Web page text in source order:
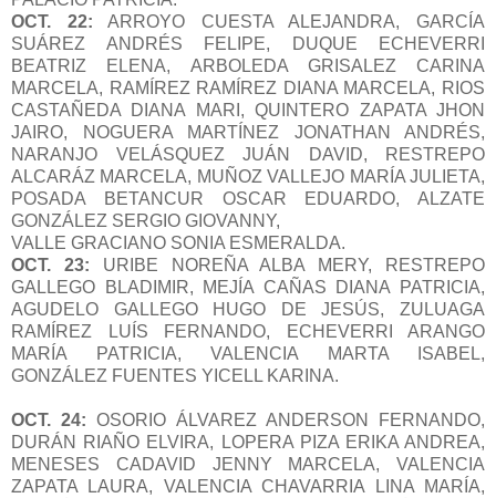
OCT. 22: ARROYO CUESTA ALEJANDRA, GARCÍA
SUÁREZ ANDRÉS FELIPE, DUQUE ECHEVERRI
BEATRIZ ELENA, ARBOLEDA GRISALEZ CARINA
MARCELA, RAMÍREZ RAMÍREZ DIANA MARCELA, RIOS
CASTAÑEDA DIANA MARI, QUINTERO ZAPATA JHON
JAIRO, NOGUERA MARTÍNEZ JONATHAN ANDRÉS,
NARANJO VELÁSQUEZ JUÁN DAVID, RESTREPO
ALCARÁZ MARCELA, MUÑOZ VALLEJO MARÍA JULIETA,
POSADA BETANCUR OSCAR EDUARDO, ALZATE
GONZÁLEZ SERGIO GIOVANNY,
VALLE GRACIANO SONIA ESMERALDA.
OCT. 23: URIBE NOREÑA ALBA MERY, RESTREPO
GALLEGO BLADIMIR, MEJÍA CAÑAS DIANA PATRICIA,
AGUDELO GALLEGO HUGO DE JESÚS, ZULUAGA
RAMÍREZ LUÍS FERNANDO, ECHEVERRI ARANGO
MARÍA PATRICIA, VALENCIA MARTA ISABEL,
GONZÁLEZ FUENTES YICELL KARINA.
OCT. 24: OSORIO ÁLVAREZ ANDERSON FERNANDO,
DURÁN RIAÑO ELVIRA, LOPERA PIZA ERIKA ANDREA,
MENESES CADAVID JENNY MARCELA, VALENCIA
ZAPATA LAURA, VALENCIA CHAVARRIA LINA MARÍA,